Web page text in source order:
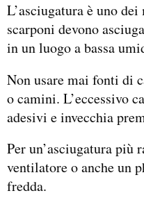
L’asciugatura è uno
scarponi devono
in un luogo a bassa
Non usare mai fonti di
o camini. L’eccessivo
adesivi e invecchia
Per un’asciugatura più
ventilatore o anche un
fredda.